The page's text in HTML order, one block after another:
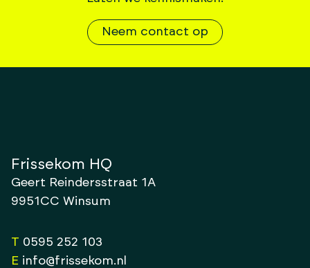
Neem contact op
Frissekom HQ
Geert Reindersstraat 1A
9951CC Winsum
T 0595 252 103
E info@frissekom.nl